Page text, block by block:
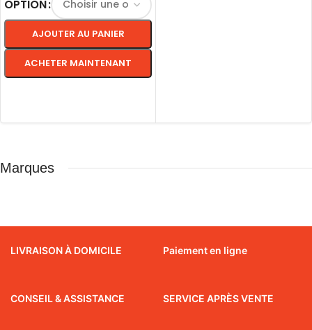
OPTION
AJOUTER AU PANIER
ACHETER MAINTENANT
Marques
LIVRAISON À DOMICILE Paiement en ligne
CONSEIL & ASSISTANCE SERVICE APRÈS VENTE